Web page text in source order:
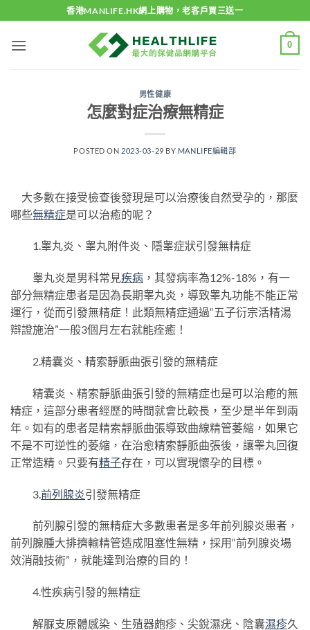
to
content
香港MANLIFE.HK網上購物，老客戶買三送一
0
男性健康
怎麼對症治療無精症
POSTED ON 2023-03-29 BY MANLIFE編輯部
大多數在接受檢查後發現是可以治療後自然受孕的，那麼
哪些無精症是可以治癒的呢？
1.睾丸炎、睾丸附件炎、隱睾症狀引發無精症
睾丸炎是男科常見疾病 ，其發病率為12%-18%，有一
部分無精症患者是因為長期睾丸炎，導致睾丸功能不能正常
運行，從而引發無精症！此類無精症通過“五子衍宗活精湯
辯證施治”一般3個月左右就能痊癒！
2.精囊炎、精索靜脈曲張引發的無精症
精囊炎、精索靜脈曲張引發的無精症也是可以治癒的無
精症，這部分患者經歷的時間就會比較長，至少是半年到兩
年。如有的患者是精索靜脈曲張導致曲線精管萎縮，如果它
不是不可逆性的萎縮，在治愈精索靜脈曲張後，讓睾丸回復
正常造精。只要有精子存在，可以實現懷孕的目標。
3.前列腺炎引發無精症
前列腺引發的無精症大多數患者是多年前列腺炎患者，
前列腺腫大排擠輸精管造成阻塞性無精，採用“前列腺炎場
效消融技術”，就能達到治療的目的！
4.性疾病引發的無精症
解脲支原體感染、生殖器皰疹、尖銳濕疣、陰囊濕疹久